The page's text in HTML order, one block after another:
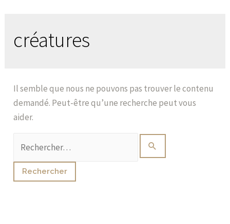
créatures
Il semble que nous ne pouvons pas trouver le contenu
demandé. Peut-être qu’une recherche peut vous
aider.